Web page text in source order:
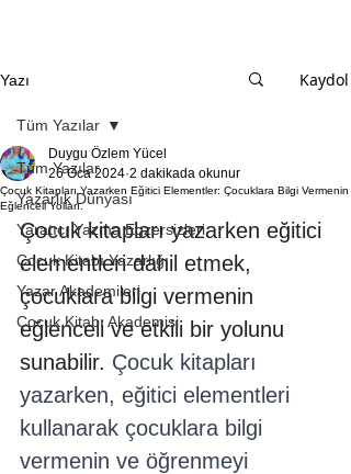
Yazı Kaydol
Tüm Yazılar
Yazarlık Dünyası
Yaratıcı Yazma Egzersizleri
Çocuk Kitabı Yazarlığı
Yazar Akademileri
Çocuk Kitabı Akademisi
Tüm Yazılar
Çocuk Kitapları Yazarken Eğitici Elementler: Çocuklara Bilgi Vermenin
Eğlenceli Yolları.
Duygu Özlem Yücel
26 Oca 2024 2 dakikada okunur
Çocuk kitapları yazarken eğitici
elementleri dahil etmek,
çocuklara bilgi vermenin
eğlenceli ve etkili bir yolunu
sunabilir. Çocuk kitapları
yazarken, eğitici elementleri
kullanarak çocuklara bilgi
vermenin ve öğrenmeyi